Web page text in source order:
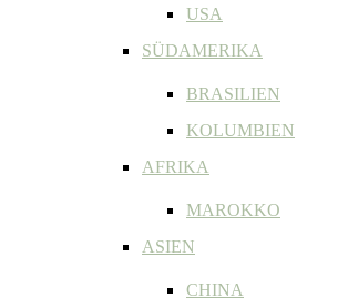
USA
SÜDAMERIKA
BRASILIEN
KOLUMBIEN
AFRIKA
MAROKKO
ASIEN
CHINA